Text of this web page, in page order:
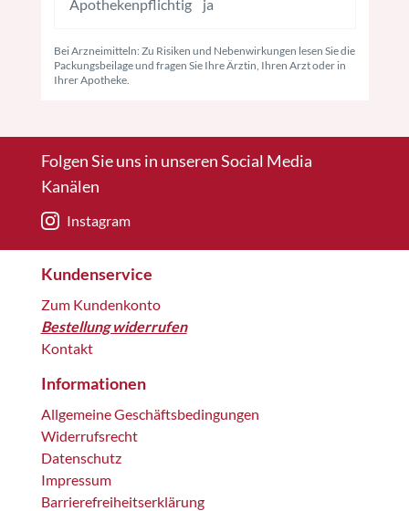
Apothekenpflichtig
ja
Bei Arzneimitteln: Zu Risiken und Nebenwirkungen lesen Sie die
Packungsbeilage und fragen Sie Ihre Ärztin, Ihren Arzt oder in
Ihrer Apotheke.
Folgen Sie uns in unseren Social Media
Kanälen
Instagram
Kundenservice
Zum Kundenkonto
Bestellung widerrufen
Kontakt
Informationen
Allgemeine Geschäftsbedingungen
Widerrufsrecht
Datenschutz
Impressum
Barrierefreiheitserklärung